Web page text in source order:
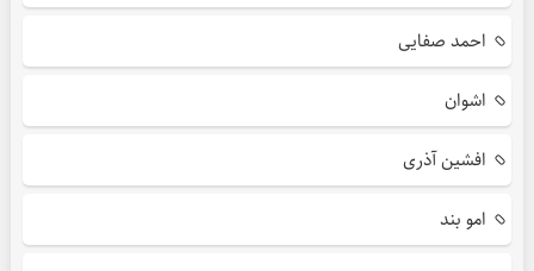
احمد صفایی
اشوان
افشین آذری
امو بند